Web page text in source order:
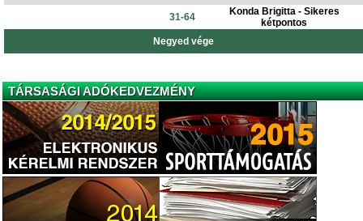
31-64
Konda Brigitta - Sikeres
kétpontos
Negyed vége
TÁRSASÁGI ADÓKEDVEZMÉNY